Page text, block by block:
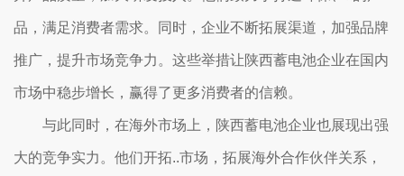
品，满足消费者需求。同时，企业不断拓展渠道，加强品牌
推广，提升市场竞争力。这些举措让陕西蓄电池企业在国内
市场中稳步增长，赢得了更多消费者的信赖。
与此同时，在海外市场上，陕西蓄电池企业也展现出强
大的竞争实力。他们开拓..市场，拓展海外合作伙伴关系，